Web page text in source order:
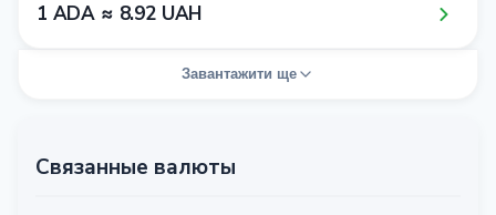
1​ ADA ≈ 8​.9​2​ UAH
Завантажити ще
Связанные валюты